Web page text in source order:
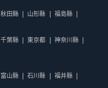
秋田縣 山形縣 福島縣
千葉縣 東京都
神奈川縣
富山縣 石川縣 福井縣